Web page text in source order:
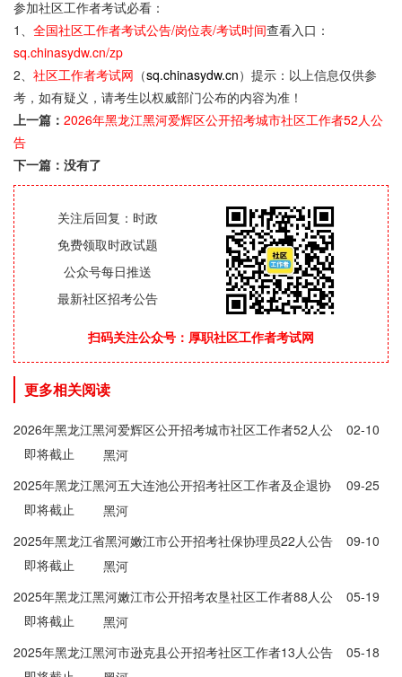
参加社区工作者考试必看：
1、 全国社区工作者考试公告/岗位表/考试时间查看入口：
sq.chinasydw.cn/zp
2、 社区工作者考试网 （sq.chinasydw.cn）提示：以上信息仅供参
考，如有疑义，请考生以权威部门公布的内容为准！
上一篇： 2026年黑龙江黑河爱辉区公开招考城市社区工作者52人公
告
下一篇：没有了
关注后回复：时政
免费领取时政试题
公众号每日推送
最新社区招考公告
扫码关注公众号：厚职社区工作者考试网
更多相关阅读
2026年黑龙江黑河爱辉区公开招考城市社区工作者52人公
告
02-10
即将截止
黑河
2025年黑龙江黑河五大连池公开招考社区工作者及企退协
理员30人公告
09-25
即将截止
黑河
2025年黑龙江省黑河嫩江市公开招考社保协理员22人公告
09-10
即将截止
黑河
2025年黑龙江黑河嫩江市公开招考农垦社区工作者88人公
告
05-19
即将截止
黑河
2025年黑龙江黑河市逊克县公开招考社区工作者13人公告
05-18